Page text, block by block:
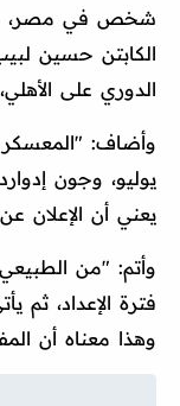
شخص في مصر،
الكابتن حسين
الدوري على
يوليو، وجون
يعني أن الإعلان
وأتم: "من
فترة الإعداد، ثم
وهذا معناه أن